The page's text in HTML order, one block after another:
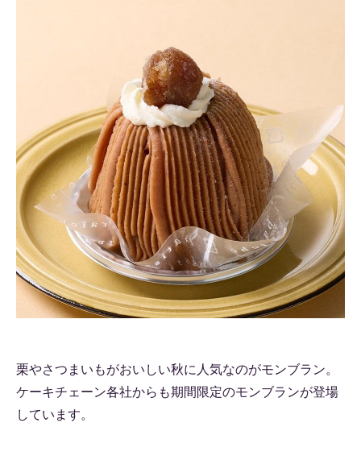
栗やさつまいもがおいしい秋に人気なのがモンブラン。
ケーキチェーン各社からも期間限定のモンブランが登場
しています。